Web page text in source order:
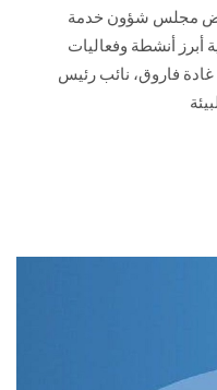
مجلس شؤون خدمة
أبرز أنشطة وفعاليات
فاروق، نائب رئيس